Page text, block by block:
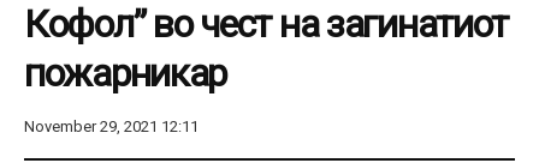
Кофол” во чест на загинатиот
пожарникар
November 29, 2021 12:11